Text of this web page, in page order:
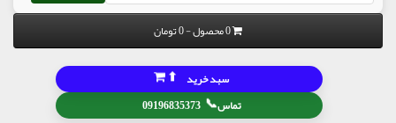
0 محصول - 0 تومان
تماس📞
09196835373
سبد خرید ⬆